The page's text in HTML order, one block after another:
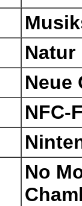
Natur
Neue
NFC-
No